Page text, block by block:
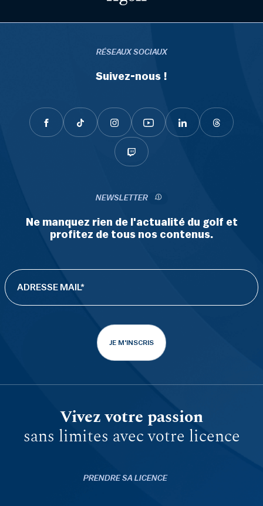
RÉSEAUX SOCIAUX
Suivez-nous !
NEWSLETTER
Ne manquez rien de l'actualité du golf et
profitez de tous nos contenus.
JE M'INSCRIS
Vivez votre passion
sans limites avec votre licence
PRENDRE SA LICENCE